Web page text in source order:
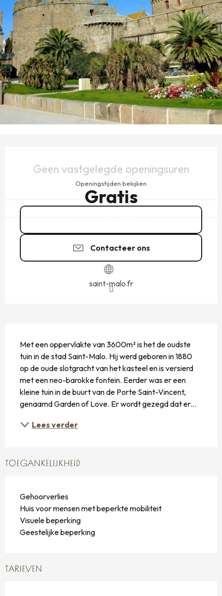
Geen vastgelegde openingsuren
Openingstijden bekijken
Gratis
Contacteer ons
saint-malo.fr
Met een oppervlakte van 3600m² is het de oudste
tuin in de stad Saint-Malo. Hij werd geboren in 1880
op de oude slotgracht van het kasteel en is versierd
met een neo-barokke fontein. Eerder was er een
kleine tuin in de buurt van de Porte Saint-Vincent,
genaamd Garden of Love. Er wordt gezegd dat er...
Lees verder
TOEGANKELIJKHEID
Gehoorverlies
Huis voor mensen met beperkte mobiliteit
Visuele beperking
Geestelijke beperking
TARIEVEN